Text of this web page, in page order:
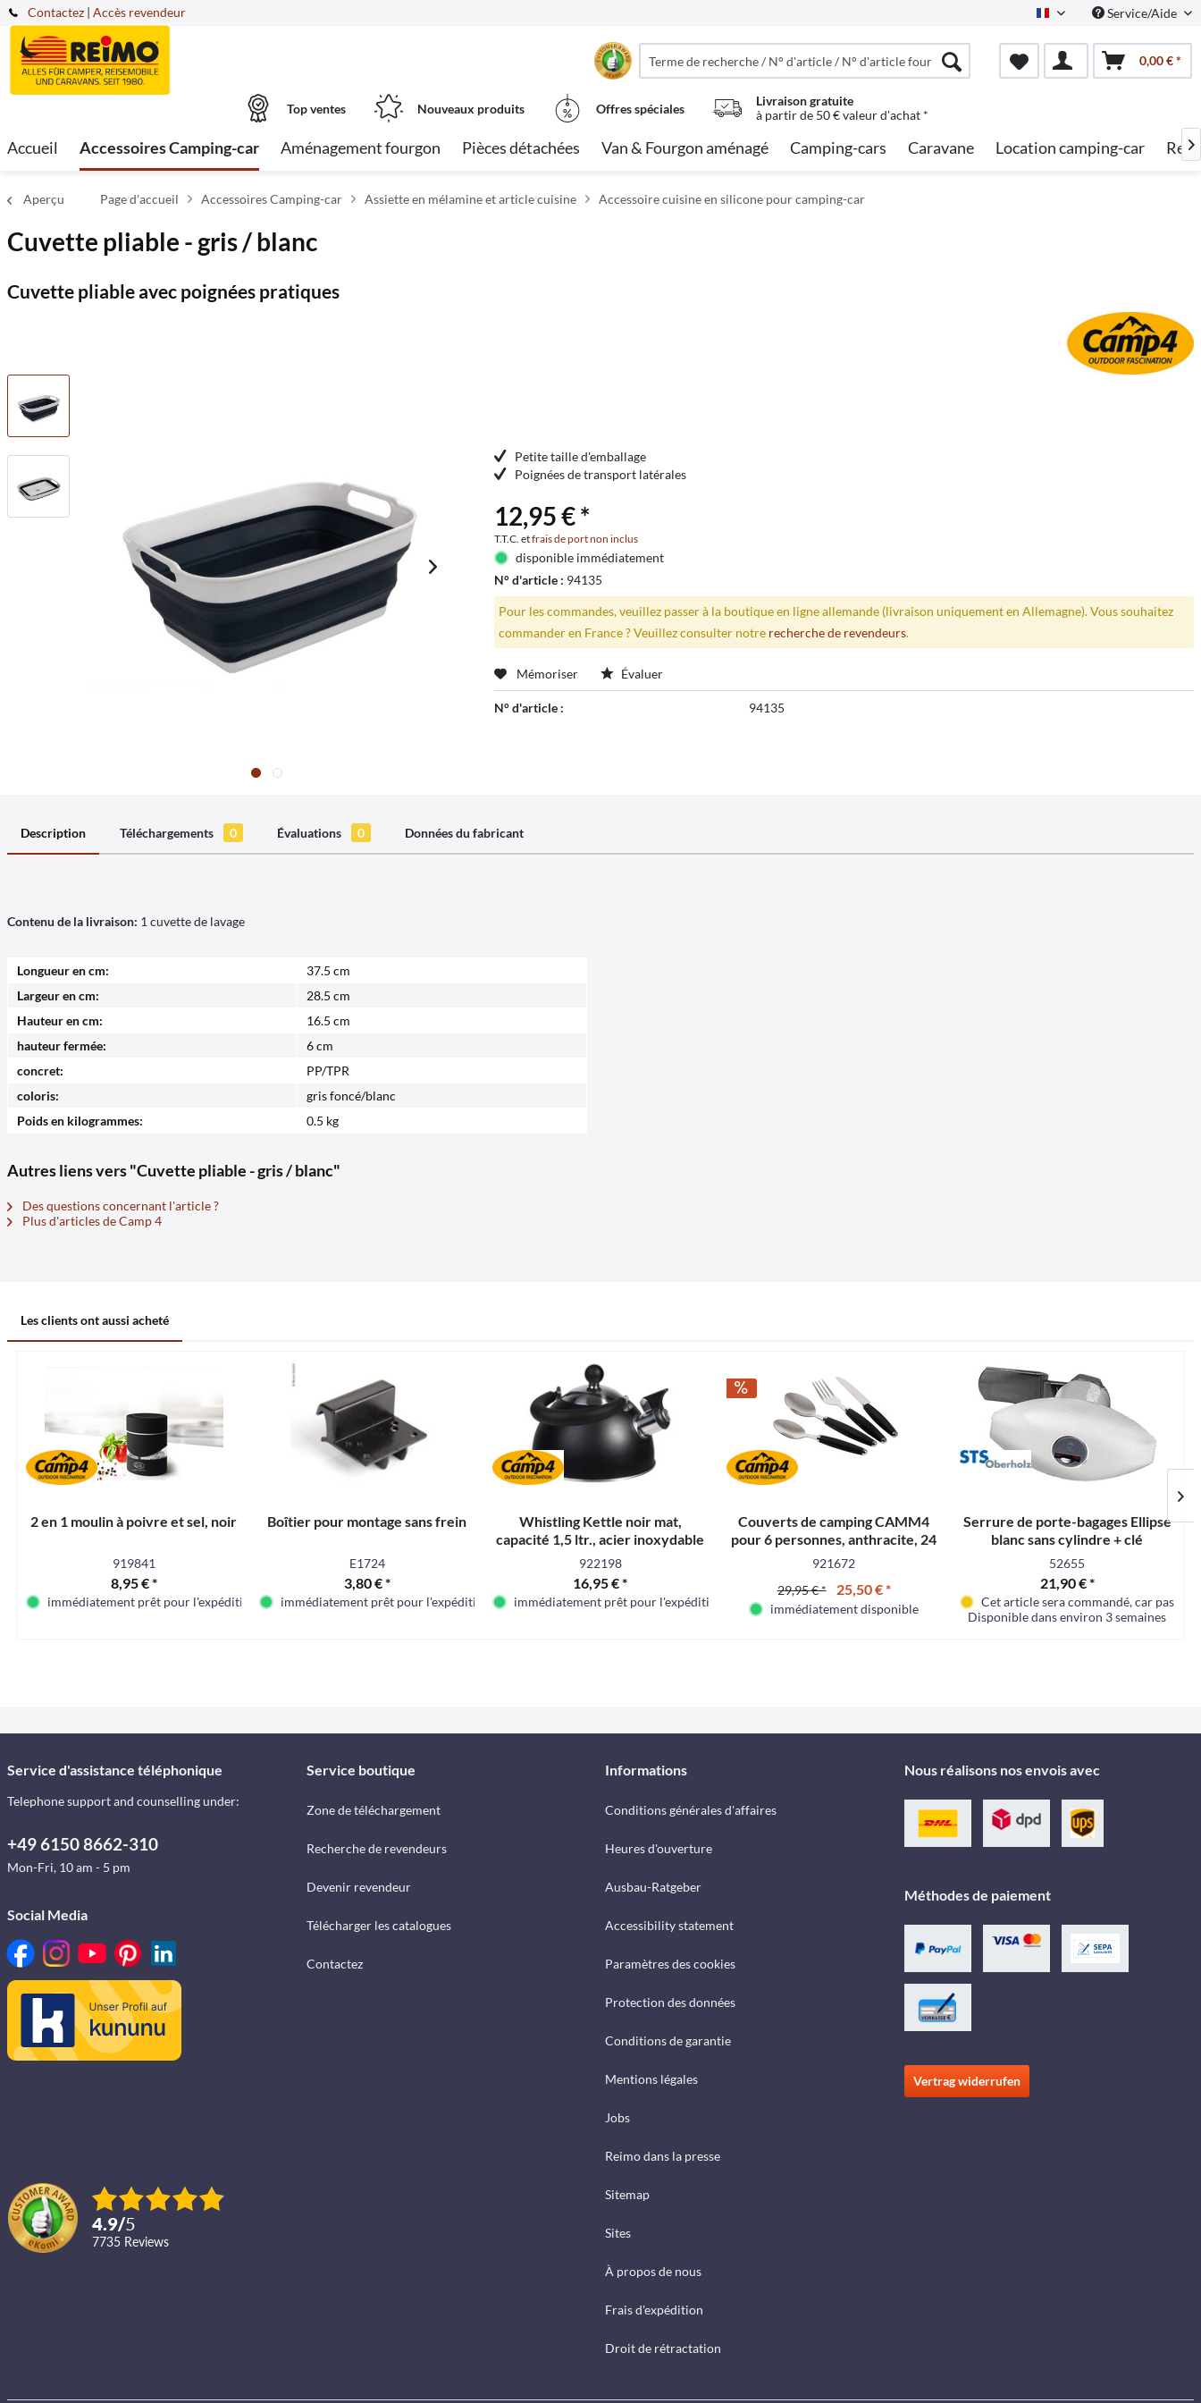
Contactez French Service/Aide
| Accès revendeur
0,00 € *
Top ventes Nouveaux produits Offres spéciales
Livraison gratuite
à partir de 50 € valeur d'achat *
Accueil Accessoires Camping-car Aménagement fourgon Pièces détachées Van & Fourgon aménagé Camping-cars Caravane Location camping-car 
Aperçu Page d'accueil Accessoires Camping-car Assiette en mélamine et article cuisine Accessoire cuisine en silicone pour camping-car
Cuvette pliable - gris / blanc
Cuvette pliable avec poignées pratiques
Petite taille d'emballage
Poignées de transport latérales
12,95 € *
T.T.C. etfrais de port non inclus
disponible immédiatement
N° d'article : 94135
Pour les commandes, veuillez passer à la boutique en ligne allemande (livraison uniquement en Allemagne). Vous souhaitez
commander en France ? Veuillez consulter notre recherche de revendeurs.
Mémoriser Évaluer
N° d'article : 94135
Description Téléchargements 0 Évaluations 0 Données du fabricant
Contenu de la livraison: 1 cuvette de lavage
Longueur en cm:
37.5 cm
Largeur en cm:
28.5 cm
Hauteur en cm:
16.5 cm
hauteur fermée:
6 cm
concret:
PP/TPR
coloris:
gris foncé/blanc
Poids en kilogrammes:
0.5 kg
Autres liens vers "Cuvette pliable - gris / blanc"
Des questions concernant l'article ?
Plus d'articles de Camp 4
Les clients ont aussi acheté
2 en 1 moulin à poivre et sel, noir
919841
8,95 € *
immédiatement prêt pour l'expédition
Boîtier pour montage sans frein
E1724
3,80 € *
immédiatement prêt pour l'expédition
Whistling Kettle noir mat,
capacité 1,5 ltr., acier inoxydable
304
922198
16,95 € *
immédiatement prêt pour l'expédition
Couverts de camping CAMM4
pour 6 personnes, anthracite, 24
pièces - MINUIT
921672
29,95 € *
25,50 € *
immédiatement disponible
Serrure de porte-bagages Ellipse
blanc sans cylindre + clé
52655
21,90 € *
Cet article sera commandé, car pas en
Disponible dans environ 3 semaines
Service d'assistance téléphonique
Telephone support and counselling under:
+49 6150 8662-310
Mon-Fri, 10 am - 5 pm
Social Media
4.9/5
7735 reviews
Service boutique
Zone de téléchargement
Recherche de revendeurs
Devenir revendeur
Télécharger les catalogues
Contactez
Informations
Conditions générales d'affaires
Heures d'ouverture
Ausbau-Ratgeber
Accessibility statement
Paramètres des cookies
Protection des données
Conditions de garantie
Mentions légales
Jobs
Reimo dans la presse
Sitemap
Sites
À propos de nous
Frais d'expédition
Droit de rétractation
Nous réalisons nos envois avec
Méthodes de paiement
Vertrag widerrufen